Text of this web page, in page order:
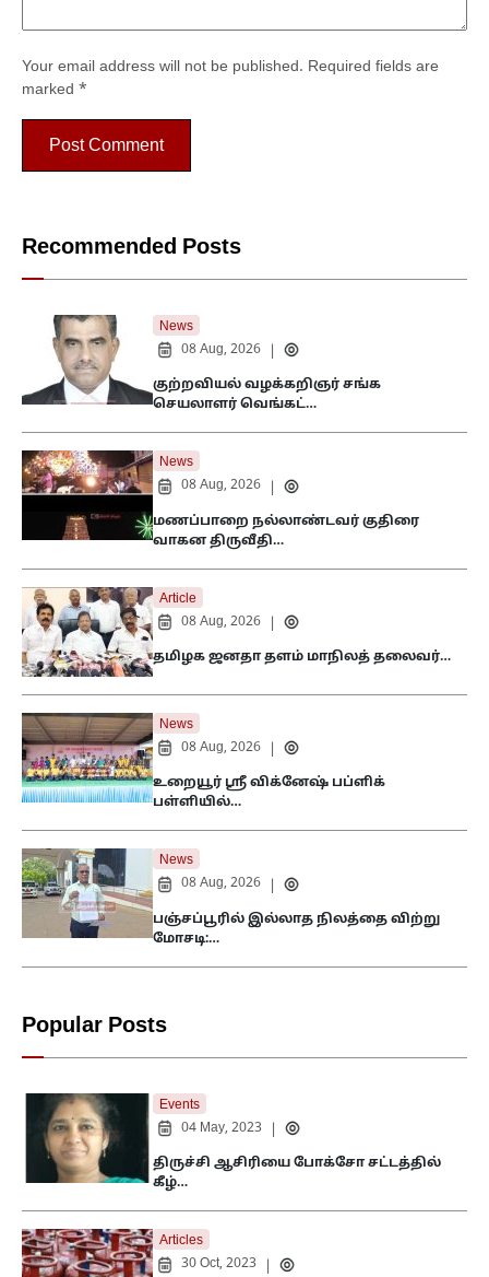
Your email address will not be published. Required fields are
marked *
Recommended Posts
News
08 Aug, 2026
குற்றவியல் வழக்கறிஞர் சங்க
செயலாளர் வெங்கட்…
News
08 Aug, 2026
மணப்பாறை நல்லாண்டவர் குதிரை
வாகன திருவீதி…
Article
08 Aug, 2026
தமிழக ஜனதா தளம் மாநிலத் தலைவர்…
News
08 Aug, 2026
உறையூர் ஸ்ரீ விக்னேஷ் பப்ளிக்
பள்ளியில்…
News
08 Aug, 2026
பஞ்சப்பூரில் இல்லாத நிலத்தை விற்று
மோசடி:…
Popular Posts
Events
04 May, 2023
திருச்சி ஆசிரியை போக்சோ சட்டத்தில்
கீழ்…
Articles
30 Oct, 2023